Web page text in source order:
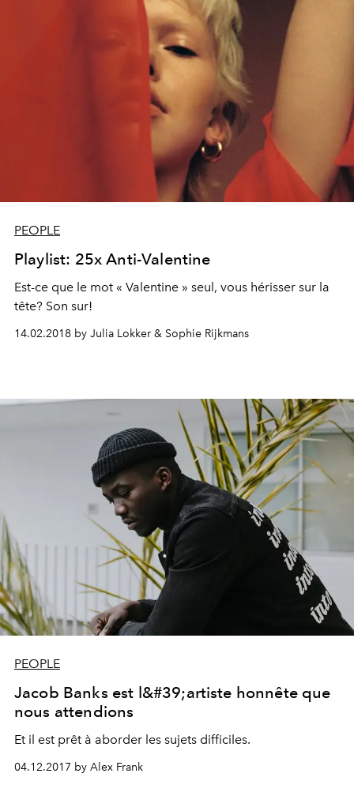
PEOPLE
Playlist: 25x Anti-Valentine
Est-ce que le mot « Valentine » seul, vous hérisser sur la
tête? Son sur!
14.02.2018 by Julia Lokker & Sophie Rijkmans
PEOPLE
Jacob Banks est l&#39;artiste honnête que
nous attendions
Et il est prêt à aborder les sujets difficiles.
04.12.2017 by Alex Frank